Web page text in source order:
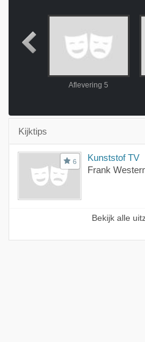
Aflevering 5
Kijktips
6
Kunststof TV
Frank
Bekijk alle